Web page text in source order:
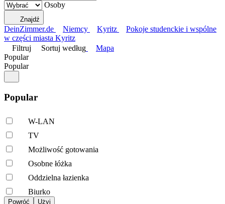
Osoby
Znajdź
DeinZimmer.de Niemcy Kyritz
Pokoje studenckie i wspólne
w części miasta Kyritz
Filtruj
Sortuj według
Mapa
Popular
Popular
Popular
W-LAN
TV
Możliwość gotowania
Osobne łóżka
Oddzielna łazienka
Biurko